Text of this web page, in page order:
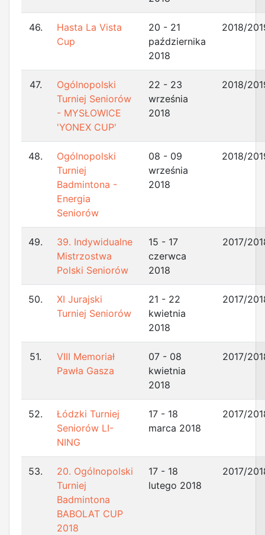
46.
Hasta La Vista
Cup
20 - 21
października
2018
2018/
47.
Ogólnopolski
Turniej Seniorów
- MYSŁOWICE
'YONEX CUP'
22 - 23
września
2018
2018/
48.
Ogólnopolski
Turniej
Badmintona -
Energia
Seniorów
08 - 09
września
2018
2018/
49.
39. Indywidualne
Mistrzostwa
Polski Seniorów
15 - 17
czerwca
2018
2017/
50.
XI Jurajski
Turniej Seniorów
21 - 22
kwietnia
2018
2017/
51.
VIII Memoriał
Pawła Gasza
07 - 08
kwietnia
2018
2017/
52.
Łódzki Turniej
Seniorów LI-
NING
17 - 18
marca 2018
2017/
53.
20. Ogólnopolski
Turniej
Badmintona
BABOLAT CUP
2018
17 - 18
lutego 2018
2017/